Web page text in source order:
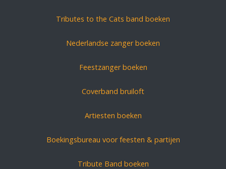
Tributes to the Cats band boeken
Nederlandse zanger boeken
Feestzanger boeken
Coverband bruiloft
Artiesten boeken
Boekingsbureau voor feesten & partijen
Tribute Band boeken